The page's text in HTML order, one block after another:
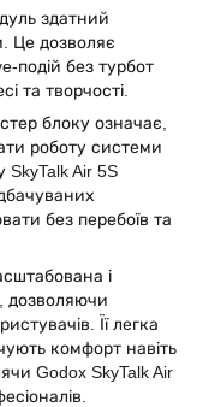
здатний
Це дозволяє
подій без турбот
та творчості.
блоку означає,
роботу системи
SkyTalk Air 5S
без перебоїв та
і
дозволяючи
Її легка
комфорт навіть
Godox SkyTalk Air